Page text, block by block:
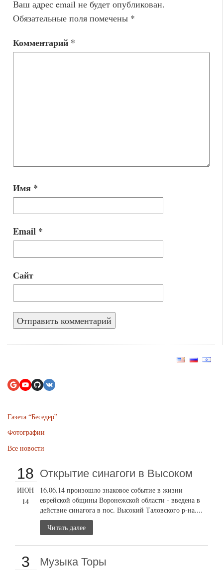
Ваш адрес email не будет опубликован.
Обязательные поля помечены *
Комментарий *
Имя *
Email *
Сайт
Газета “Беседер”
Фотографии
Все новости
18
ИЮН
14
Открытие cинагоги в Высоком
16.06.14 произошло знаковое событие в жизни
еврейской общины Воронежской области - введена в
действие синагога в пос. Высокий Таловского р-на....
Читать далее
3 Музыка Торы